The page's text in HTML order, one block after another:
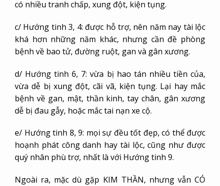
có nhiều tranh chấp, xung đột, kiện tụng.
c/ Hướng tinh 3, 4: được hỗ trợ, nên năm nay tài lộc
khá hơn những năm khác, nhưng cần đề phòng
bệnh về bao tử, đường ruột, gan và gân xương.
d/ Hướng tinh 6, 7: vừa bị hao tán nhiều tiền của,
vừa dễ bị xung đột, cãi vã, kiện tụng. Lại hay mắc
bệnh về gan, mật, thần kinh, tay chân, gân xương
dễ bị đau gẫy, hoặc mắc tai nạn xe cộ.
e/ Hướng tinh 8, 9: mọi sự đều tốt đẹp, có thể được
hoạnh phát công danh hay tài lộc, cũng như được
quý nhân phù trợ, nhất là với Hướng tinh 9.
Ngoài ra, mặc dù gặp KIM THẦN, nhưng vẫn CÓ